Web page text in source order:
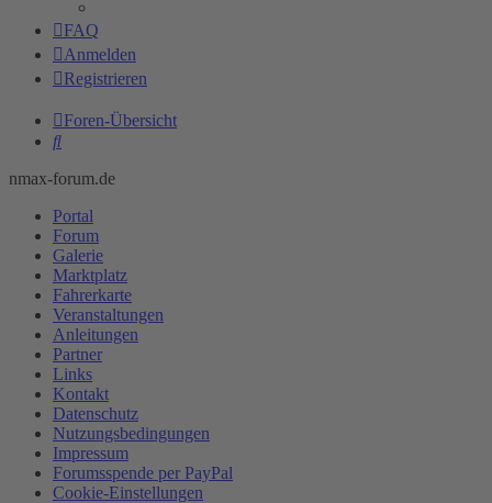
FAQ
Anmelden
Registrieren
Foren-Übersicht
Suche
nmax-forum.de
Portal
Forum
Galerie
Marktplatz
Fahrerkarte
Veranstaltungen
Anleitungen
Partner
Links
Kontakt
Datenschutz
Nutzungsbedingungen
Impressum
Forumsspende per PayPal
Cookie-Einstellungen